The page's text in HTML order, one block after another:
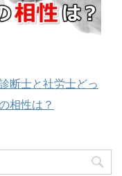
断士と社労士どっ
相性は？